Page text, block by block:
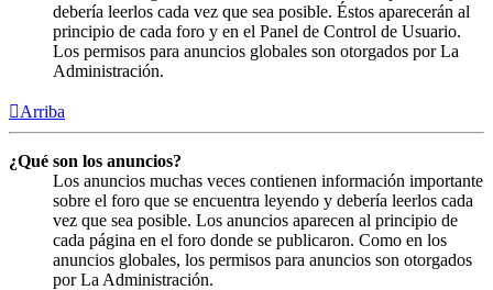
debería leerlos cada vez que sea posible. Éstos aparecerán al
principio de cada foro y en el Panel de Control de Usuario.
Los permisos para anuncios globales son otorgados por La
Administración.
Arriba
¿Qué son los anuncios?
Los anuncios muchas veces contienen información importante
sobre el foro que se encuentra leyendo y debería leerlos cada
vez que sea posible. Los anuncios aparecen al principio de
cada página en el foro donde se publicaron. Como en los
anuncios globales, los permisos para anuncios son otorgados
por La Administración.